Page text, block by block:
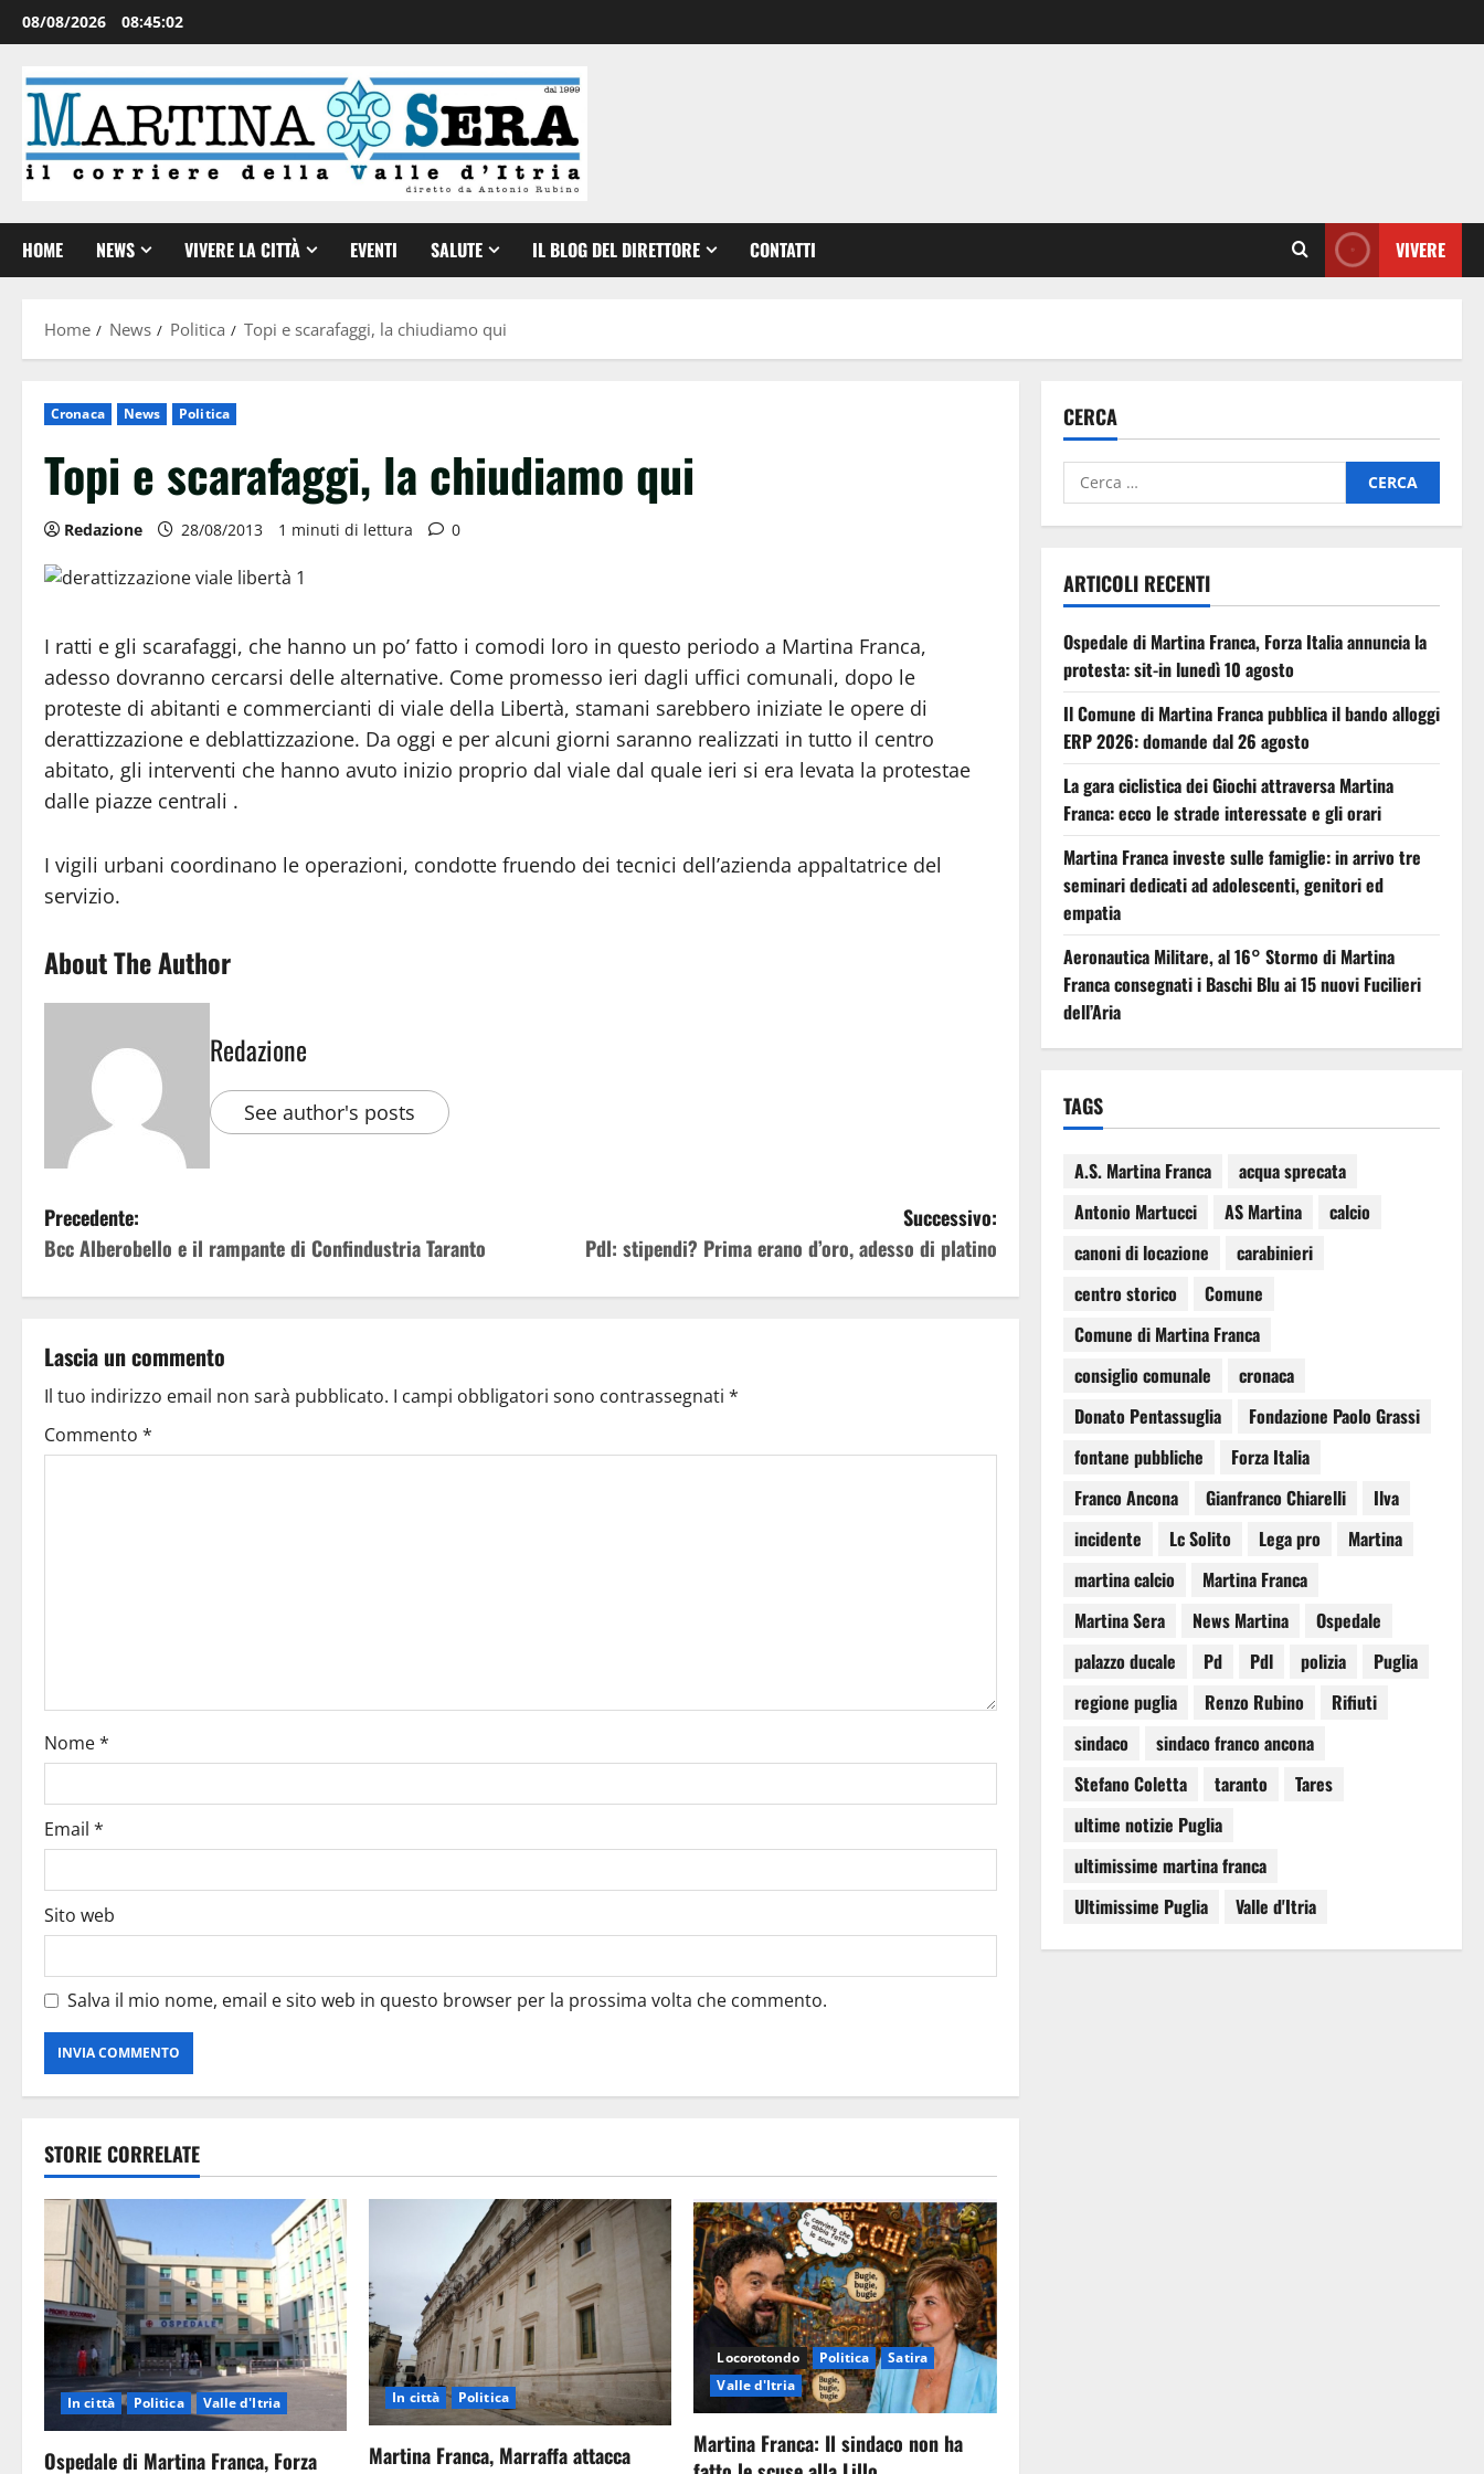
08/08/2026 08:45:02
HOME NEWS VIVERE LA CITTÀ EVENTI SALUTE IL BLOG DEL DIRETTORE CONTATTI VIVERE
Home News Politica Topi e scarafaggi, la chiudiamo qui
Cronaca News Politica
Topi e scarafaggi, la chiudiamo qui
Redazione 28/08/2013 1 minuti di lettura 0
I ratti e gli scarafaggi, che hanno un po’ fatto i comodi loro in questo periodo a Martina Franca,
adesso dovranno cercarsi delle alternative. Come promesso ieri dagli uffici comunali, dopo le
proteste di abitanti e commercianti di viale della Libertà, stamani sarebbero iniziate le opere di
derattizzazione e deblattizzazione. Da oggi e per alcuni giorni saranno realizzati in tutto il centro
abitato, gli interventi che hanno avuto inizio proprio dal viale dal quale ieri si era levata la protestae
dalle piazze centrali .
I vigili urbani coordinano le operazioni, condotte fruendo dei tecnici dell’azienda appaltatrice del
servizio.
About The Author
Redazione
See author's posts
Precedente:
Bcc Alberobello e il rampante di Confindustria Taranto
Successivo:
Pdl: stipendi? Prima erano d’oro, adesso di platino
Lascia un commento
Il tuo indirizzo email non sarà pubblicato. I campi obbligatori sono contrassegnati *
Commento *
Nome*
Email *
Sito web
Salva il mio nome, email e sito web in questo browser per la prossima volta che commento.
STORIE CORRELATE
In città Politica Valle d'Itria
Ospedale di Martina Franca, Forza
In città Politica
Martina Franca, Marraffa attacca
Locorotondo Politica
Satira
Valle d'Itria
Martina Franca: Il sindaco non ha
CERCA
ARTICOLI RECENTI
Ospedale di Martina Franca, Forza Italia annuncia la
protesta: sit-in lunedì 10 agosto
Il Comune di Martina Franca pubblica il bando alloggi
ERP 2026: domande dal 26 agosto
La gara ciclistica dei Giochi attraversa Martina
Franca: ecco le strade interessate e gli orari
Martina Franca investe sulle famiglie: in arrivo tre
seminari dedicati ad adolescenti, genitori ed
empatia
Aeronautica Militare, al 16° Stormo di Martina
Franca consegnati i Baschi Blu ai 15 nuovi Fucilieri
dell’Aria
TAGS
A.S. Martina Franca
acqua sprecata
Antonio Martucci
AS Martina
calcio
canoni di locazione
carabinieri
centro storico
Comune
Comune di Martina Franca
consiglio comunale
cronaca
Donato Pentassuglia
Fondazione Paolo Grassi
fontane pubbliche
Forza Italia
Franco Ancona
Gianfranco Chiarelli
Ilva
incidente
Lc Solito Lega pro
Martina
martina calcio
Martina Franca
Martina Sera
News Martina
Ospedale
palazzo ducale
Pd Pdl polizia
Puglia
regione puglia
Renzo Rubino
Rifiuti
sindaco
sindaco franco ancona
Stefano Coletta
taranto
Tares
ultime notizie Puglia
ultimissime martina franca
Ultimissime Puglia
Valle d'Itria